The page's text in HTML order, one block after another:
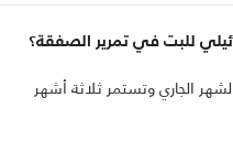
للبت في تمرير الصفقة؟
إجازته الصيفية في الـ28 من الشهر الجاري وتستمر ثلاثة أشهر